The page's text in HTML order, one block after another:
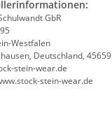
GbR
Westfalen
Deutschland, 45659
stein-wear.de
stein-wear.de